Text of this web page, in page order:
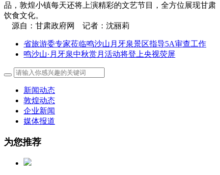
品，敦煌小镇每天还将上演精彩的文艺节目，全方位展现甘肃
饮食文化。
源自：甘肃政府网 记者：沈丽莉
省旅游委专家莅临鸣沙山月牙泉景区指导5A审查工作
鸣沙山·月牙泉中秋赏月活动将登上央视荧屏
新闻动态
敦煌动态
企业新闻
媒体报道
为您推荐